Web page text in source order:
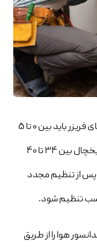
دمای فریزر باید بین ۰ تا ۵
درجه فارنهایت (-۱۸ تا -۱۵ سلسیوس) و دمای یخچال بین ۳۴ تا ۴۰
شود. پس از تنظیم مجدد
هوا را از طریق